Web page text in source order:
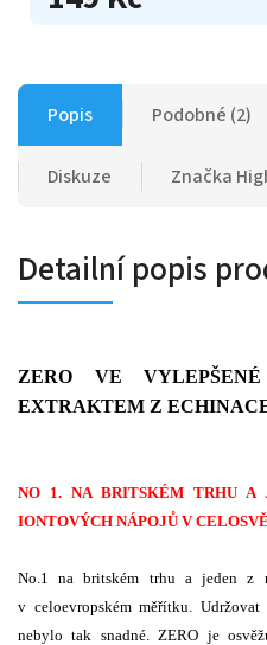
Popis Podobné (2)
Diskuze Značka
Detailní popis
ZERO VE
EXTRAKTEM Z
NO 1. NA BRITSKÉM TRHU A
IONTOVÝCH NÁPOJŮ V
No.1 na britském trhu a jeden z
v celoevropském měřítku.
nebylo tak snadné. ZERO je